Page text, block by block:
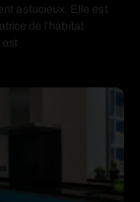
astucieux. Elle est
de l’habitat
est